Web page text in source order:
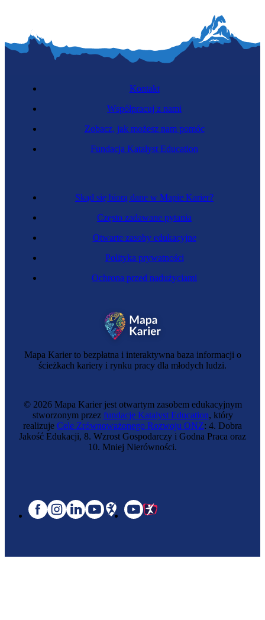
Mapa Karier to bezpłatna i interaktywna baza informacji o
ścieżkach kariery i rynku pracy dla młodych ludzi.
Skąd się biorą dane w Mapie Karier?
Często zadawane pytania
Otwarte zasoby edukacyjne
Polityka prywatności
Ochrona przed nadużyciami
Kontakt
Współpracuj z nami
Zobacz, jak możesz nam pomóc
Fundacja Katalyst Education
© 2026 Mapa Karier jest otwartym zasobem edukacyjnym
stworzonym przez fundację Katalyst Education, który
realizuje Cele Zrównoważonego Rozwoju ONZ: 4. Dobra
Jakość Edukacji, 8. Wzrost Gospodarczy i Godna Praca oraz
10. Mniej Nierówności.